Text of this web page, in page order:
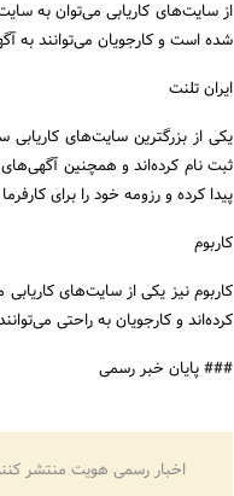
از سایت‌های کاریابی می‌توان به
شده است و کارجویان می‌توانند به
ایران تلنت
یکی از بزرگترین سایت‌های
ثبت نام کرده‌اند و همچنین
پیدا کرده و رزومه خود را برای
کاربوم
کاربوم نیز یکی از سایت‌های
کرده‌اند و کارجویان به راحتی
### پایان خبر رسمی
اخبار رسمی هویت منتشر